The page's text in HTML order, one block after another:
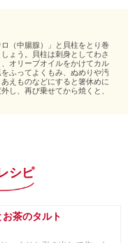
（中腸腺）」と貝柱をとり巻
ょう。貝柱は刺身としてわさ
オリーブオイルをかけてカル
ふってよくもみ、ぬめりや汚
えものなどにすると箸休めに
し、再び乗せてから焼くと、
シピ
茶のタルト